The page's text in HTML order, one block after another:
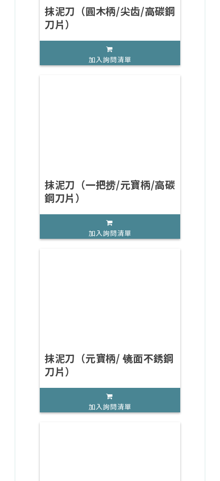
抹泥刀（圓木柄/尖齿/高碳鋼
刀片）
加入詢問清單
抹泥刀（一把捞/元寶柄/高碳
鋼刀片）
加入詢問清單
抹泥刀（元寶柄/ 镜面不銹鋼
刀片）
加入詢問清單